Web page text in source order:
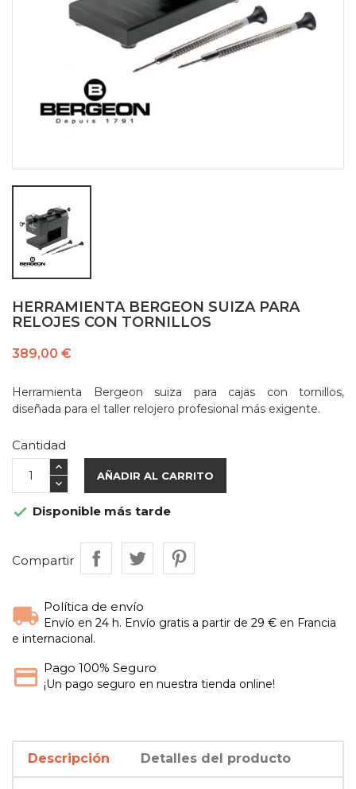
HERRAMIENTA BERGEON SUIZA PARA
RELOJES CON TORNILLOS
389,00 €
Herramienta Bergeon suiza para cajas con tornillos,
diseñada para el taller relojero profesional más exigente.
Cantidad
AÑADIR AL CARRITO
 Disponible más tarde
Compartir
Política de envío
Envío en 24 h. Envío gratis a partir de 29 € en Francia
e internacional.
Pago 100% Seguro
¡Un pago seguro en nuestra tienda online!
Descripción Detalles del producto